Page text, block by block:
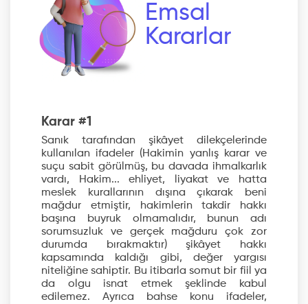
Emsal
Kararlar
Karar #1
Sanık tarafından şikâyet dilekçelerinde
kullanılan ifadeler (Hakimin yanlış karar ve
suçu sabit görülmüş, bu davada ihmalkarlık
vardı, Hakim... ehliyet, liyakat ve hatta
meslek kurallarının dışına çıkarak beni
mağdur etmiştir, hakimlerin takdir hakkı
başına buyruk olmamalıdır, bunun adı
sorumsuzluk ve gerçek mağduru çok zor
durumda bırakmaktır) şikâyet hakkı
kapsamında kaldığı gibi, değer yargısı
niteliğine sahiptir. Bu itibarla somut bir fiil ya
da olgu isnat etmek şeklinde kabul
edilemez. Ayrıca bahse konu ifadeler,